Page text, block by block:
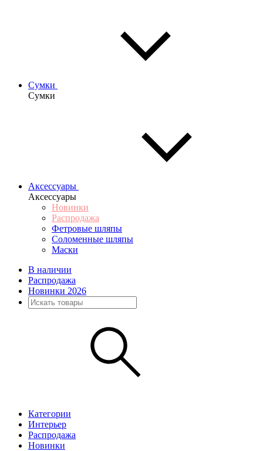
Сумки
Сумки
Аксессуары
Аксессуары
Новинки
Распродажа
Фетровые шляпы
Соломенные шляпы
Маски
В наличии
Распродажа
Новинки 2026
Категории
Интерьер
Распродажа
Новинки